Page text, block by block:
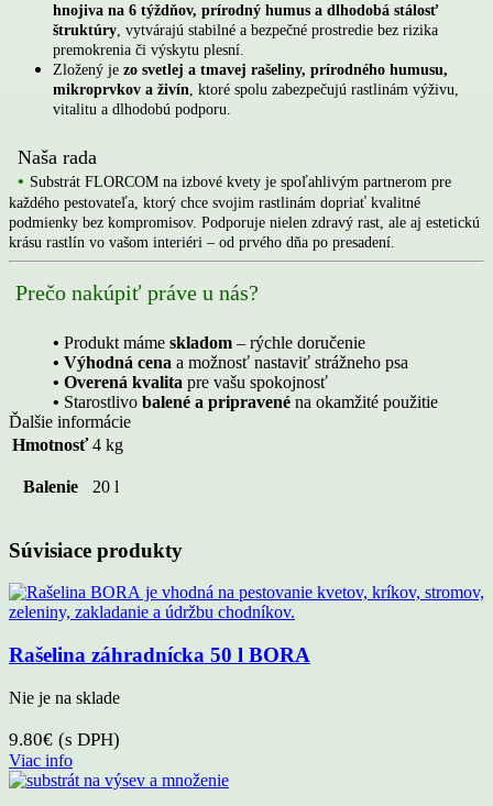
hnojiva na 6 týždňov, prírodný humus a dlhodobá stálosť
štruktúry , vytvárajú stabilné a bezpečné prostredie bez rizika
premokrenia či výskytu plesní.
Zložený je zo svetlej a tmavej rašeliny, prírodného humusu,
mikroprvkov a živín , ktoré spolu zabezpečujú rastlinám výživu,
vitalitu a dlhodobú podporu.
Naša rada
• Substrát FLORCOM na izbové kvety je spoľahlivým partnerom pre
každého pestovateľa, ktorý chce svojim rastlinám dopriať kvalitné
podmienky bez kompromisov. Podporuje nielen zdravý rast, ale aj estetickú
krásu rastlín vo vašom interiéri – od prvého dňa po presadení.
Prečo nakúpiť práve u nás?
• Produkt máme skladom – rýchle doručenie
• Výhodná cena a možnosť nastaviť strážneho psa
• Overená kvalita pre vašu spokojnosť
• Starostlivo balené a pripravené na okamžité použitie
Ďalšie informácie
Hmotnosť 4 kg
Balenie 20 l
Súvisiace produkty
Rašelina záhradnícka 50 l BORA
Nie je na sklade
9.80€ (s DPH)
Viac info